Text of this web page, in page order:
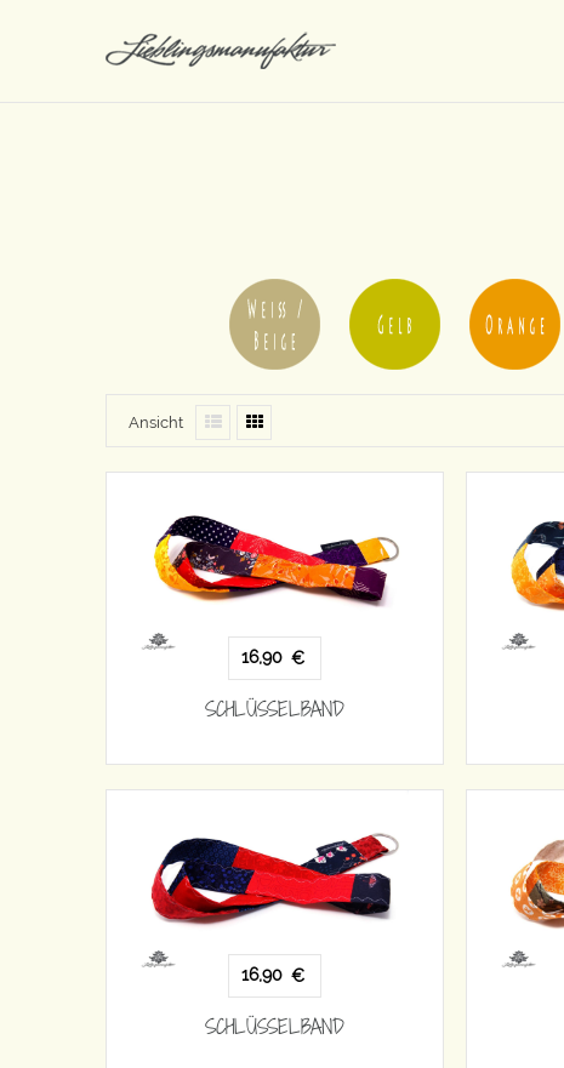
Ansicht
16,90 €
SCHLÜSSELBAND
16,90 €
SCHLÜSSELBAND